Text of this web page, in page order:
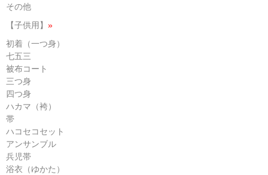
その他
【子供用】 »
初着（一つ身）
七五三
被布コート
三つ身
四つ身
ハカマ（袴）
帯
ハコセコセット
アンサンブル
兵児帯
浴衣（ゆかた）